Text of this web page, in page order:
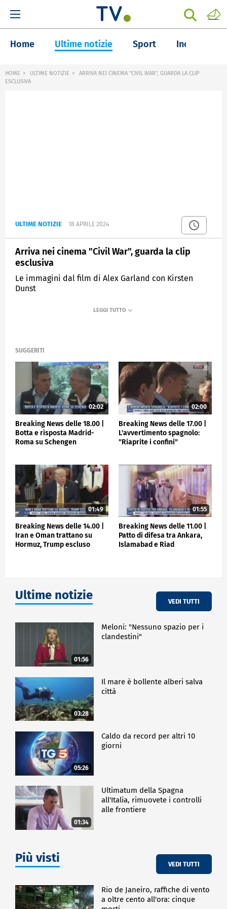
Home Ultime notizie Sport Inchieste
HOME ULTIME NOTIZIE
ARRIVA NEI CINEMA "CIVIL WAR", GUARDA LA CLIP
ESCLUSIVA
ULTIME NOTIZIE 18 APRILE 2024
Arriva nei cinema "Civil War", guarda la clip
esclusiva
Le immagini dal film di Alex Garland con Kirsten
Dunst
TGCOM24
SUGGERITI
02:02
Breaking News delle 18.00 |
Botta e risposta Madrid-
Roma su Schengen
02:00
Breaking News delle 17.00 |
L'avvertimento spagnolo:
"Riaprite i confini"
01:49
Breaking News delle 14.00 |
Iran e Oman trattano su
Hormuz, Trump escluso
01:55
Breaking News delle 11.00 |
Patto di difesa tra Ankara,
Islamabad e Riad
Ultime notizie VEDI TUTTI
01:56
Meloni: "Nessuno spazio per i
clandestini"
03:28
Il mare è bollente alberi salva
città
05:26
Caldo da record per altri 10
giorni
01:34
Ultimatum della Spagna
all'Italia, rimuovete i controlli
alle frontiere
Più visti VEDI TUTTI
Rio de Janeiro, raffiche di vento
a oltre cento all'ora: cinque